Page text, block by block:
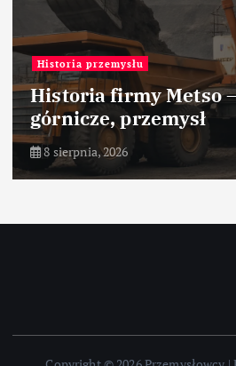
Historia przemysłu
Historia firmy Metso
górnicze, przemysł
8 sierpnia, 2026